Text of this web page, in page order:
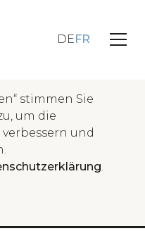
DEFR
stimmen Sie
um die
und
.